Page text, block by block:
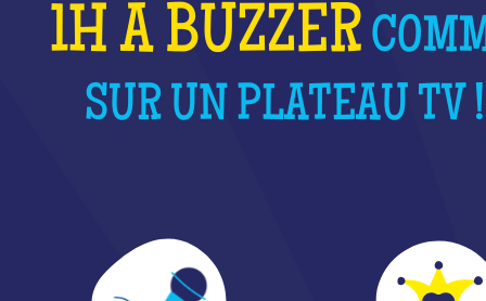
1H À BUZZER
SUR UN PLATEAU TV !